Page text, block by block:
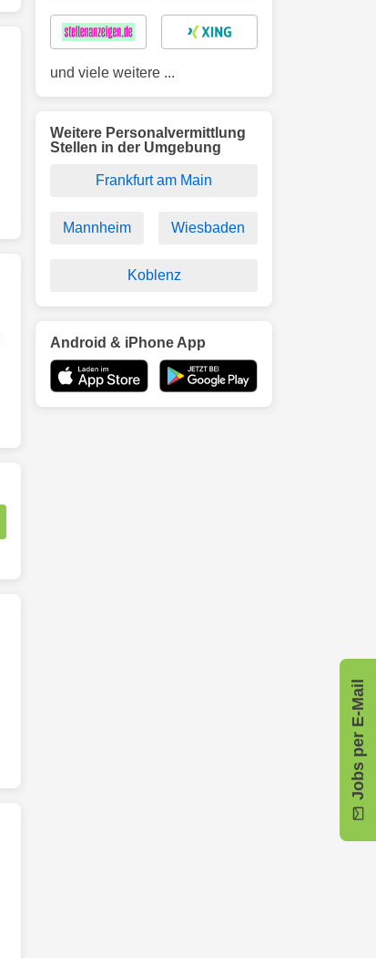
Jobs per E-Mail
und viele weitere ...
Weitere Personalvermittlung
Stellen in der Umgebung
Frankfurt am Main
Mannheim Wiesbaden
Koblenz
Android & iPhone App